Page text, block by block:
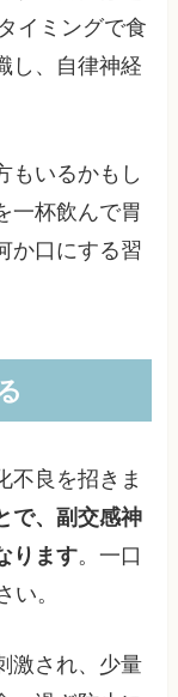
イミングで食
し、自律神経
もいるかもし
一杯飲んで胃
か口にする習
不良を招きま
で、副交感神
ります。一口
い。
激され、少量